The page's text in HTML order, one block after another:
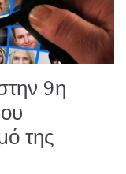
9η
της